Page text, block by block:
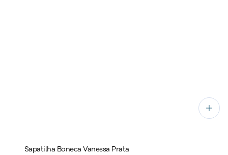
Sapatilha Boneca Vanessa Prata